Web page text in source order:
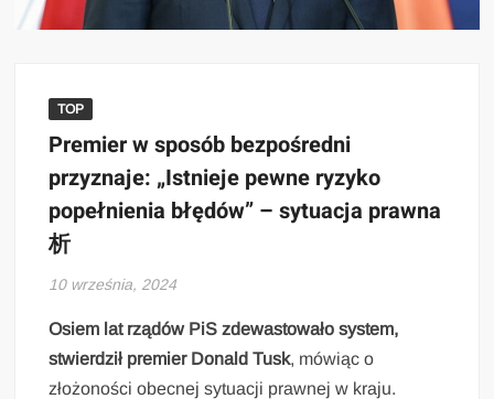
TOP
Premier w sposób bezpośredni
przyznaje: „Istnieje pewne ryzyko
popełnienia błędów” – sytuacja prawna
析
10 września, 2024
Osiem lat rządów PiS zdewastowało system,
stwierdził premier Donald Tusk, mówiąc o
złożoności obecnej sytuacji prawnej w kraju.